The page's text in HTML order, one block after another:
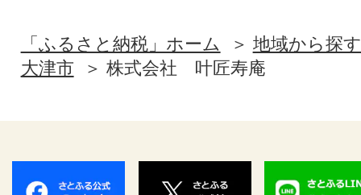
「ふるさと納税」ホーム
地域から探す
大津市
株式会社 叶匠寿庵